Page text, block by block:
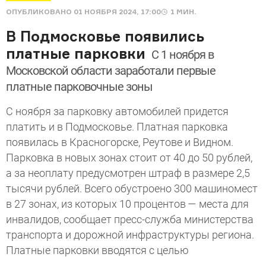
ОПУБЛИКОВАНО 01 НОЯБРЯ 2024, 17:00 1 МИН.
В Подмосковье появились
платные парковки С 1 ноября в
Московской области заработали первые
платные парковочные зоны
С ноября за парковку автомобилей придется
платить и в Подмосковье. Платная парковка
появилась в Красногорске, Реутове и Видном.
Парковка в новых зонах стоит от 40 до 50 рублей,
а за неоплату предусмотрен штраф в размере 2,5
тысячи рублей. Всего обустроено 300 машиномест
в 27 зонах, из которых 10 процентов — места для
инвалидов, сообщает пресс-служба министерства
транспорта и дорожной инфраструктуры региона.
Платные парковки вводятся с целью